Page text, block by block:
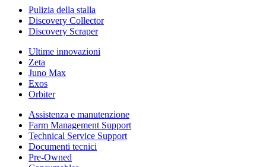
Pulizia della stalla
Discovery Collector
Discovery Scraper
Ultime innovazioni
Zeta
Juno Max
Exos
Orbiter
Assistenza e manutenzione
Farm Management Support
Technical Service Support
Documenti tecnici
Pre-Owned